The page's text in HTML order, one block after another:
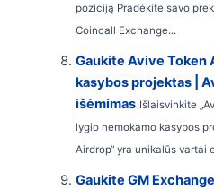
poziciją Pradėkite savo
Coincall Exchange...
Gaukite Avive Token
kasybos projektas |
išėmimas Išlaisvinkite
lygio nemokamo kasybos
Airdrop“ yra unikalūs vartai
Gaukite GM